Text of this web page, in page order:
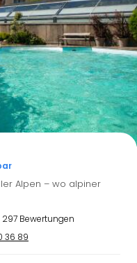
Auf der Karte anzeigen
Alpen – wo alpiner
297 Bewertungen
36 89